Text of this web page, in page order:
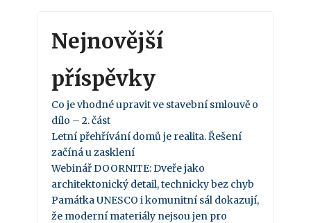
Nejnovější
příspěvky
Co je vhodné upravit ve stavební smlouvě o
dílo – 2. část
Letní přehřívání domů je realita. Řešení
začíná u zasklení
Webinář DOORNITE: Dveře jako
architektonický detail, technicky bez chyb
Památka UNESCO i komunitní sál dokazují,
že moderní materiály nejsou jen pro